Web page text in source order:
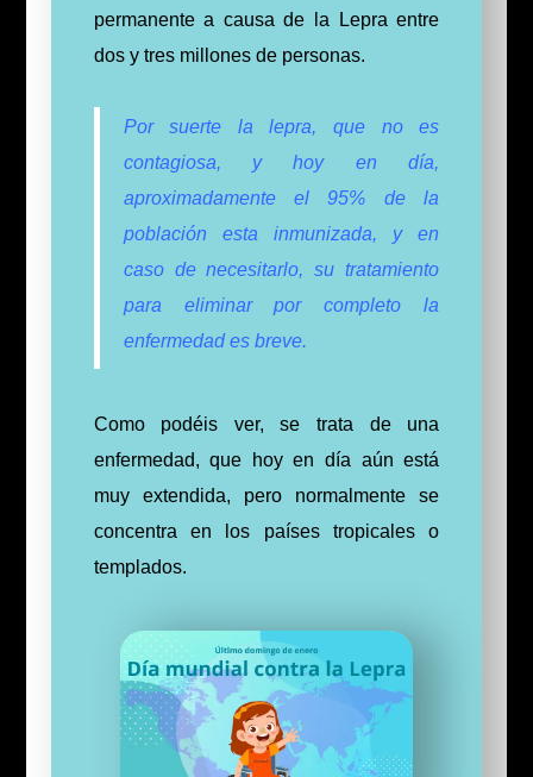
permanente a causa de la Lepra entre
dos y tres millones de personas.
Por suerte la lepra, que no es
contagiosa, y hoy en día,
aproximadamente el 95% de la
población esta inmunizada, y en
caso de necesitarlo, su tratamiento
para eliminar por completo la
enfermedad es breve.
Como podéis ver, se trata de una
enfermedad, que hoy en día aún está
muy extendida, pero normalmente se
concentra en los países tropicales o
templados.